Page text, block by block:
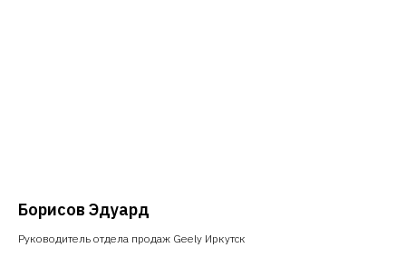
Борисов Эдуард
Руководитель отдела продаж Geely Иркутск